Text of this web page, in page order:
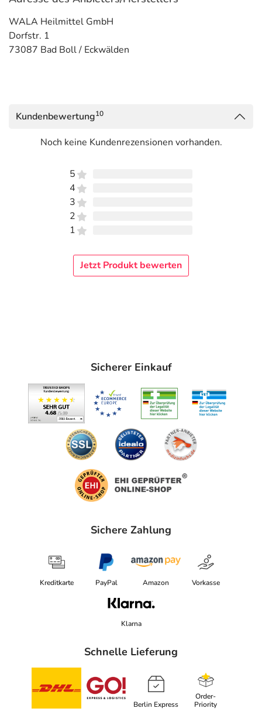
WALA Heilmittel GmbH
Dorfstr. 1
73087 Bad Boll / Eckwälden
Kundenbewertung10
Noch keine Kundenrezensionen vorhanden.
5
4
3
2
1
Jetzt Produkt bewerten
Sicherer Einkauf
Sichere Zahlung
Kreditkarte PayPal Amazon Vorkasse
Klarna
Schnelle Lieferung
Berlin Express
Order-
Priority